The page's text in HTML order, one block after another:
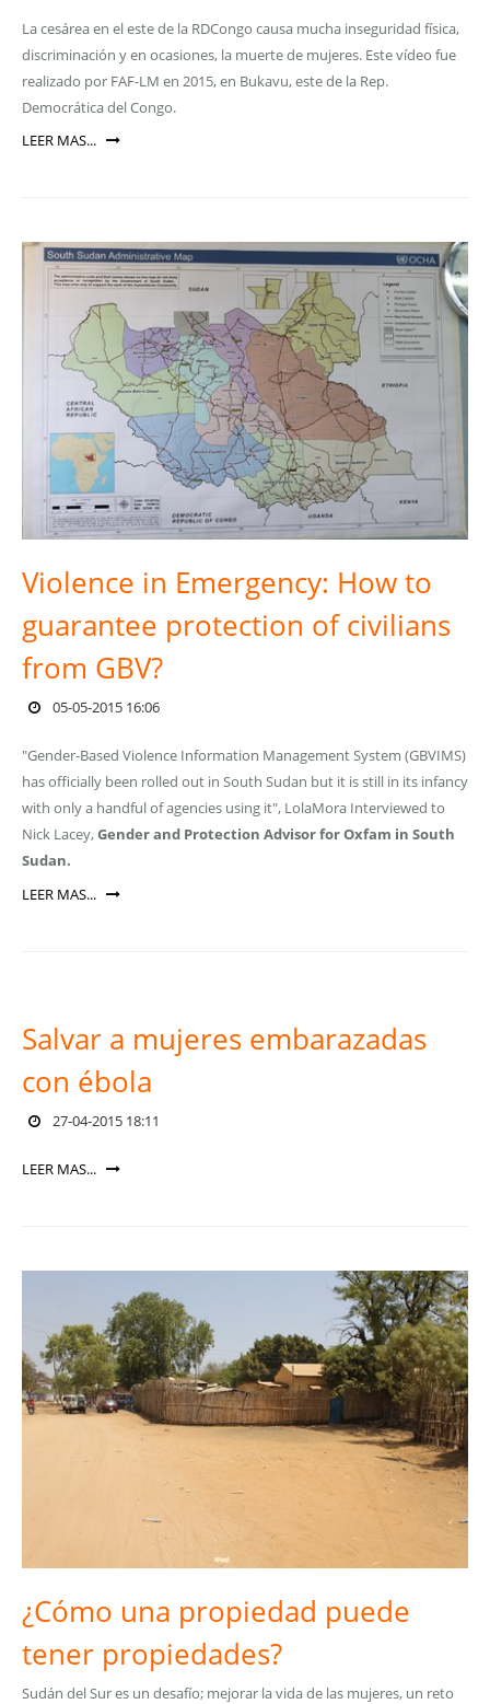
La cesárea en el este de la RDCongo causa mucha inseguridad física,
discriminación y en ocasiones, la muerte de mujeres. Este vídeo fue
realizado por FAF-LM en 2015, en Bukavu, este de la Rep.
Democrática del Congo.
LEER MAS...
Violence in Emergency: How to
guarantee protection of civilians
from GBV?
05-05-2015 16:06
"Gender-Based Violence Information Management System (GBVIMS)
has officially been rolled out in South Sudan but it is still in its infancy
with only a handful of agencies using it", LolaMora Interviewed to
Nick Lacey,Gender and Protection Advisor for Oxfam in South
Sudan.
LEER MAS...
Salvar a mujeres embarazadas
con ébola
27-04-2015 18:11
LEER MAS...
¿Cómo una propiedad puede
tener propiedades?
Sudán del Sur es un desafío; mejorar la vida de las mujeres, un reto